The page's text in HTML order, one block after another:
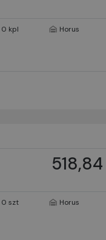
0 kpl Horus
518,84
0 szt Horus